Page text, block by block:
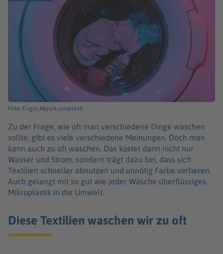
Foto: Engin Akyurt/unsplash
Zu der Frage, wie oft man verschiedene Dinge waschen
sollte, gibt es viele verschiedene Meinungen. Doch man
kann auch zu oft waschen. Das kostet dann nicht nur
Wasser und Strom, sondern trägt dazu bei, dass sich
Textilien schneller abnutzen und unnötig Farbe verlieren.
Auch gelangt mit so gut wie jeder Wäsche überflüssiges
Mikroplastik in die Umwelt.
Diese Textilien waschen wir zu oft